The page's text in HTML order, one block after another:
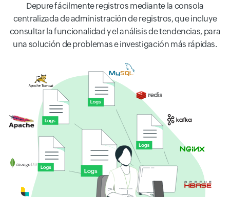
Depure fácilmente registros mediante la consola
centralizada de administración de registros, que incluye
consultar la funcionalidad y el análisis de tendencias, para
una solución de problemas e investigación más rápidas.